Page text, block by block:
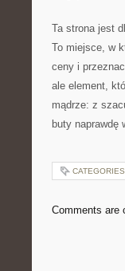
Ta strona jest
To miejsce, w
ceny i
ale element,
mądrze: z
buty naprawdę
Comments are